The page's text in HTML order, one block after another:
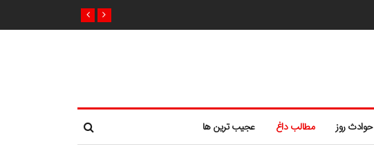
حوادث روز مطالب داغ عجیب ترین ها